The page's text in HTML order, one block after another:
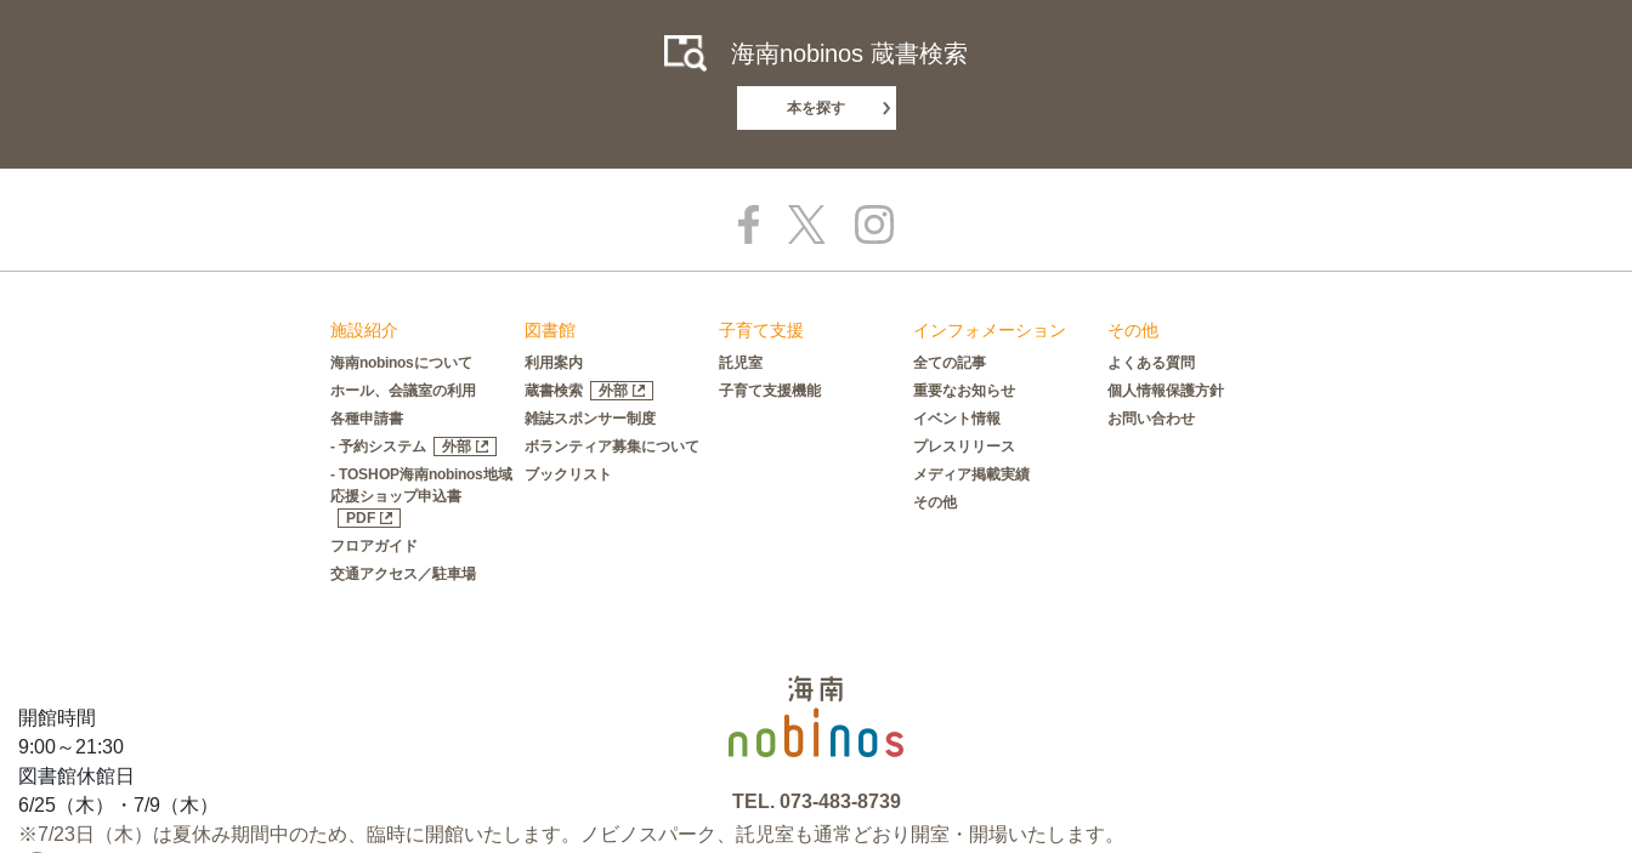
開館時間
9:00～21:30
図書館休館日
6/25（木）・7/9（木）
※7/23日（木）は夏休み期間中のため、臨時に開館いたします。ノビノスパーク、託児室も通常どおり開室・開場いたします。
海南nobinos 蔵書検索
本を探す
施設紹介
海南nobinosについて
ホール、会議室の利用
各種申請書
- 予約システム
外部
- TOSHOP海南nobinos地域
応援ショップ申込書
PDF
フロアガイド
交通アクセス／駐車場
図書館
利用案内
蔵書検索
外部
雑誌スポンサー制度
ボランティア募集について
ブックリスト
子育て支援
託児室
子育て支援機能
インフォメーション
全ての記事
重要なお知らせ
イベント情報
プレスリリース
メディア掲載実績
その他
その他
よくある質問
個人情報保護方針
お問い合わせ
TEL. 073-483-8739